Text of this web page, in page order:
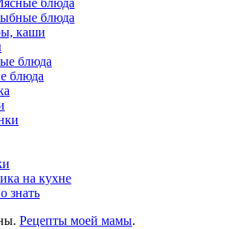
блюда
блюда
каши
блюда
блюда
на кухне
знать
Рецепты моей мамы.